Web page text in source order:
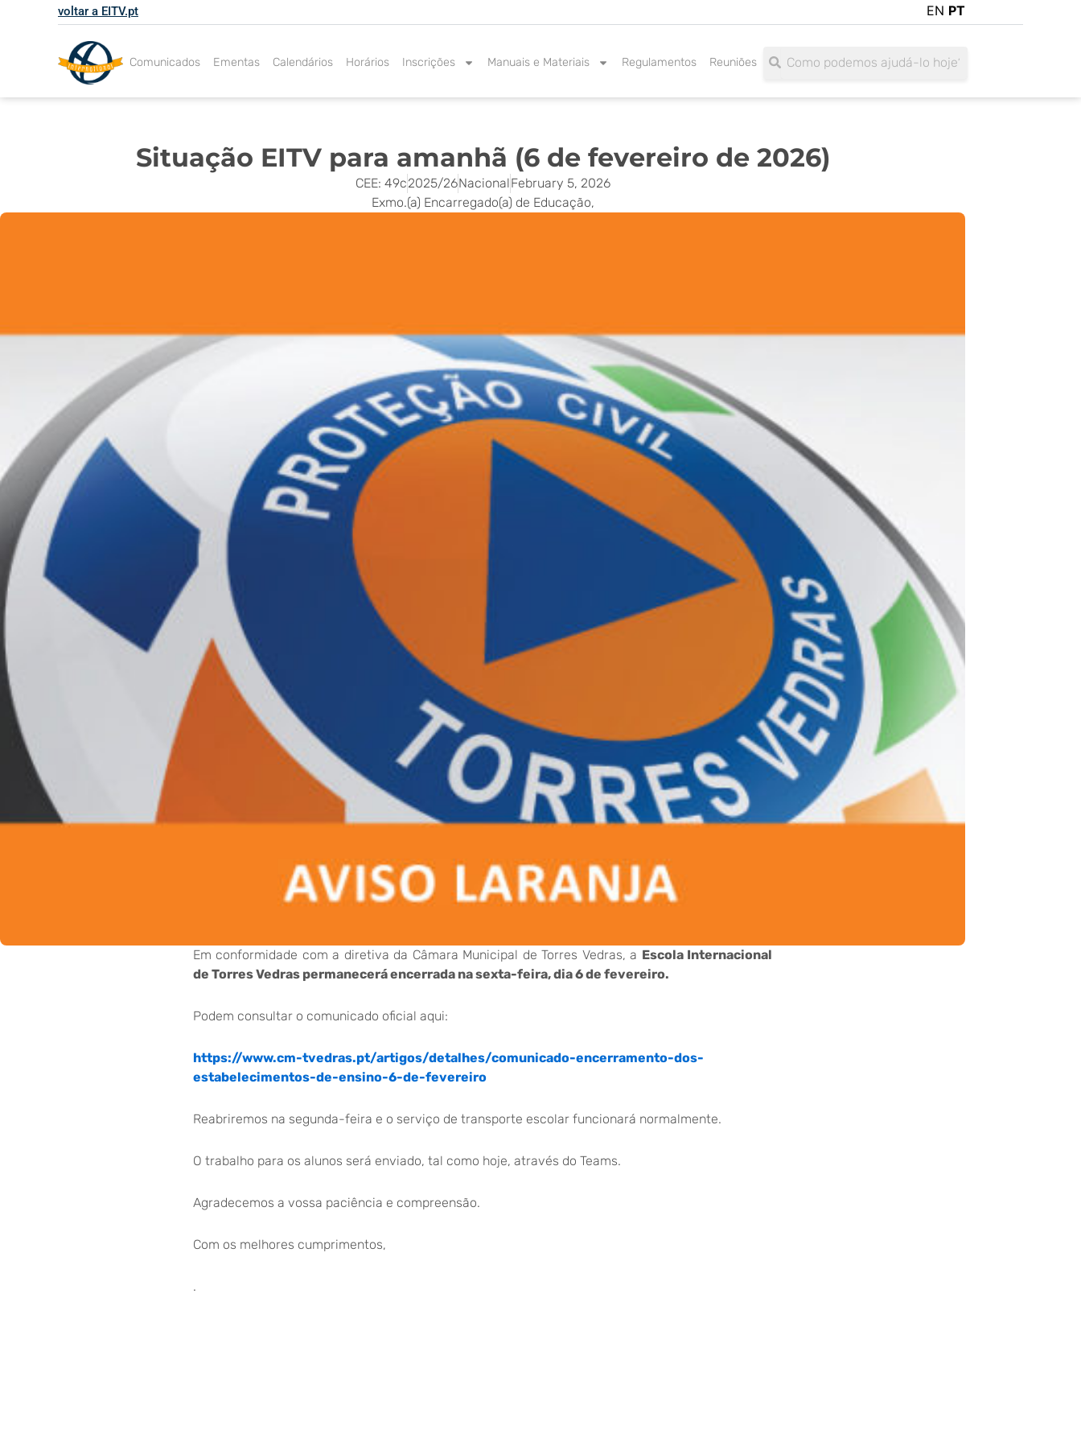
voltar a EITV.pt EN PT
Comunicados Ementas Calendários Horários Inscrições Manuais e Materiais Regulamentos Reuniões
SearchSearch
Situação EITV para amanhã (6 de fevereiro de 2026)
CEE: 49c2025/26NacionalFebruary 5, 2026
Exmo.(a) Encarregado(a) de Educação,
Em conformidade com a diretiva da Câmara Municipal de Torres Vedras, a Escola Internacional
de Torres Vedras permanecerá encerrada na sexta-feira, dia 6 de fevereiro.
Podem consultar o comunicado oficial aqui:
https://www.cm-tvedras.pt/artigos/detalhes/comunicado-encerramento-dos-
estabelecimentos-de-ensino-6-de-fevereiro
Reabriremos na segunda-feira e o serviço de transporte escolar funcionará normalmente.
O trabalho para os alunos será enviado, tal como hoje, através do Teams.
Agradecemos a vossa paciência e compreensão.
Com os melhores cumprimentos,
.